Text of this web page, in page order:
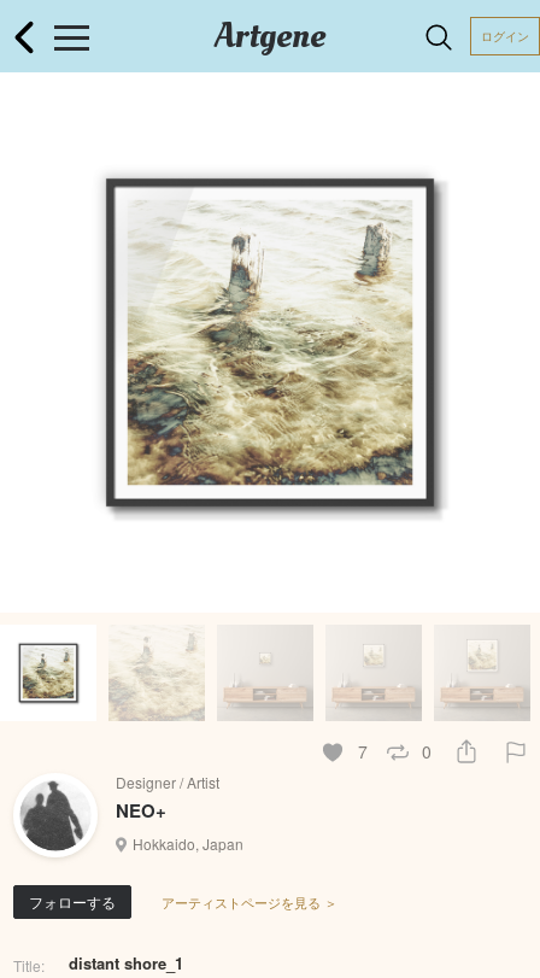
Artgene ログイン
7 0
Designer / Artist
NEO+
Hokkaido, Japan
フォローする アーティストページを見る ＞
Title: distant shore_1